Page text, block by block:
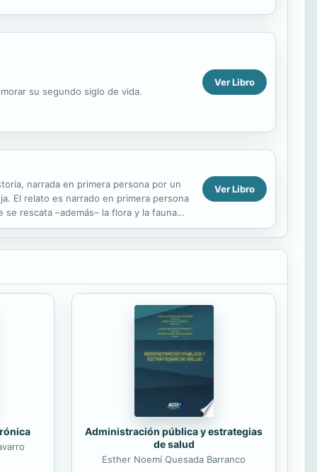
su segundo siglo de vida.
Ver Libro
narrada en primera persona por un
El relato es narrado en primera persona
rescata –además– la flora y la fauna
Ver Libro
Administración pública y estrategias
de salud
Esther Noemí Quesada Barranco